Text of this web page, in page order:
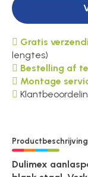
Gratis
lengtes)
Bestelling af
Montage
Productbeschrijving
Dulimex